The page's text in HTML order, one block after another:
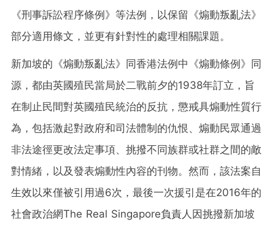
《刑事訴訟程序條例》等法例，以保留《煽動叛亂法》
部分適用條文，並更有針對性的處理相關課題。
新加坡的《煽動叛亂法》同香港法例中《煽動條例》同
源，都由英國殖民當局於二戰前夕的1938年訂立，旨
在制止民間對英國殖民統治的反抗，懲戒具煽動性質行
為，包括激起對政府和司法體制的仇恨、煽動民眾通過
非法途徑更改法定事項、挑撥不同族群或社群之間的敵
對情緒，以及發表煽動性內容的刊物。然而，該法案自
生效以來僅被引用過6次，最後一次援引是在2016年的
社會政治網The Real Singapore負責人因挑撥新加坡